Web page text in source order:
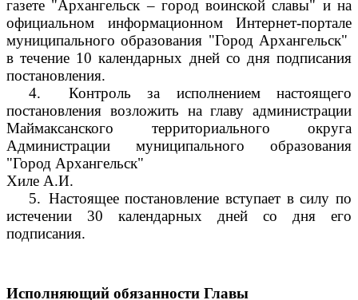
газете "Архангельск – город воинской славы" и на
официальном информационном Интернет-портале
муниципального образования "Город Архангельск"
в течение 10 календарных дней со дня подписания
постановления.
4.
Контроль за исполнением настоящего
постановления возложить на главу администрации
Маймаксанского территориального округа
Администрации муниципального образования
"Город Архангельск"
Хиле А.И.
5. Настоящее постановление вступает в силу по
истечении 30 календарных дней со дня его
подписания.
Исполняющий обязанности Главы